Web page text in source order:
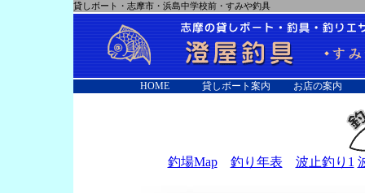
貸しボート・志摩市・浜島中学校前・すみや釣具
HOME 貸しボート案内 お店の案内
釣場Map 釣り年表 波止釣り1